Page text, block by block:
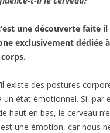
une découverte faite
exclusivement dédiée
existe des postures
un état émotionnel. Si, par
haut en bas, le cerveau
une émotion, car nous